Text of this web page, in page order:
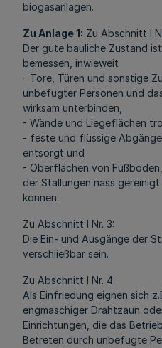
biogasanlagen.
Zu Anlage 1: Zu Abschnitt I
Der gute bauliche Zustand
bemessen, inwieweit
- Tore, Türen und sonstige
unbefugter Personen und
wirksam unterbinden,
- Wände und Liegeflächen
- feste und flüssige
entsorgt und
- Oberflächen von
der Stallungen nass
können.
Zu Abschnitt I Nr. 3:
Die Ein- und Ausgänge der
verschließbar sein.
Zu Abschnitt I Nr. 4:
Als Einfriedung eignen sich
engmaschiger Drahtzaun
Einrichtungen, die das
Betreten durch unbefugte